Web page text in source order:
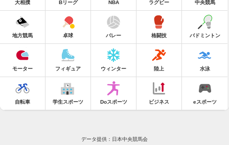
大相撲 Bリーグ NBA ラグビー 中央競馬
地方競馬 卓球 バレー 格闘技 バドミントン
モーター フィギュア ウィンター 陸上 水泳
自転車 学生スポーツ Doスポーツ ビジネス eスポーツ
データ提供：日本中央競馬会